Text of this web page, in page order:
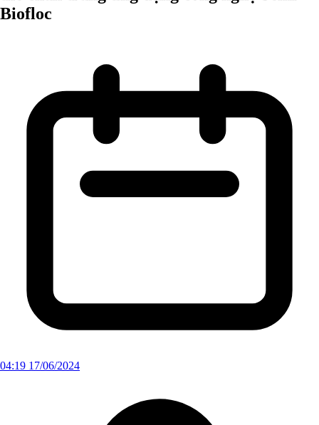
Biofloc
04:19 17/06/2024